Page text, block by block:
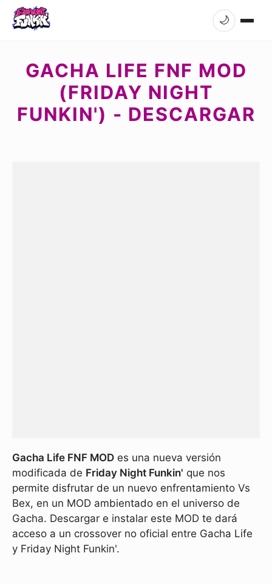
🌙
GACHA LIFE FNF MOD
(FRIDAY NIGHT
FUNKIN') - DESCARGAR
Gacha Life FNF MOD es una nueva versión
modificada de Friday Night Funkin' que nos
permite disfrutar de un nuevo enfrentamiento Vs
Bex, en un MOD ambientado en el universo de
Gacha. Descargar e instalar este MOD te dará
acceso a un crossover no oficial entre Gacha Life
y Friday Night Funkin'.